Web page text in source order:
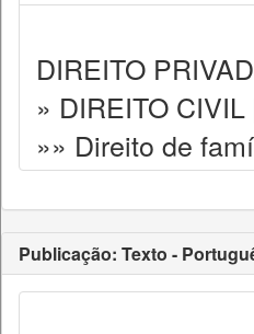
DIREITO
» DIREITO CIVIL
»» Direito de
Publicação: Texto -